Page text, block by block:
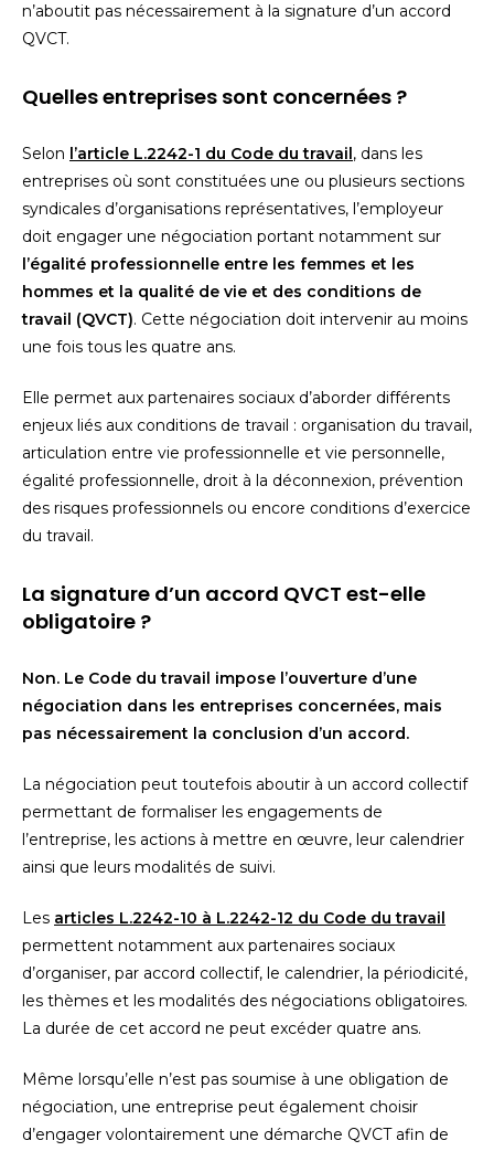
n’aboutit pas nécessairement à la signature d’un accord
QVCT.
Quelles entreprises sont concernées ?
Selon l’article L.2242-1 du Code du travail, dans les
entreprises où sont constituées une ou plusieurs sections
syndicales d’organisations représentatives, l’employeur
doit engager une négociation portant notamment sur
l’égalité professionnelle entre les femmes et les
hommes et la qualité de vie et des conditions de
travail (QVCT). Cette négociation doit intervenir au moins
une fois tous les quatre ans.
Elle permet aux partenaires sociaux d’aborder différents
enjeux liés aux conditions de travail : organisation du travail,
articulation entre vie professionnelle et vie personnelle,
égalité professionnelle, droit à la déconnexion, prévention
des risques professionnels ou encore conditions d’exercice
du travail.
La signature d’un accord QVCT est-elle
obligatoire ?
Non. Le Code du travail impose l’ouverture d’une
négociation dans les entreprises concernées, mais
pas nécessairement la conclusion d’un accord.
La négociation peut toutefois aboutir à un accord collectif
permettant de formaliser les engagements de
l’entreprise, les actions à mettre en œuvre, leur calendrier
ainsi que leurs modalités de suivi.
Les articles L.2242-10 à L.2242-12 du Code du travail
permettent notamment aux partenaires sociaux
d’organiser, par accord collectif, le calendrier, la périodicité,
les thèmes et les modalités des négociations obligatoires.
La durée de cet accord ne peut excéder quatre ans.
Même lorsqu’elle n’est pas soumise à une obligation de
négociation, une entreprise peut également choisir
d’engager volontairement une démarche QVCT afin de